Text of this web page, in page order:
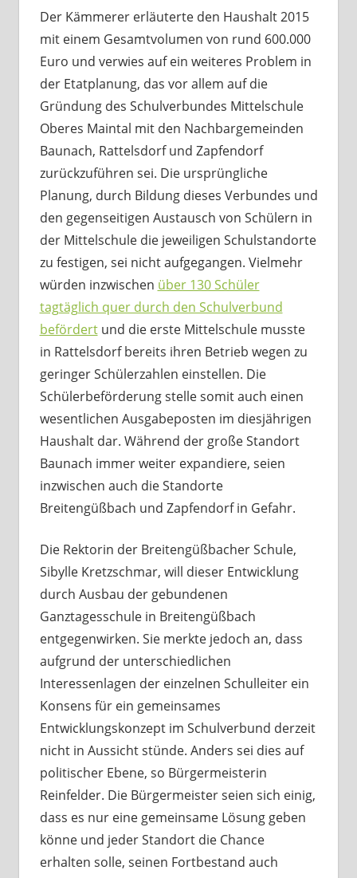
Der Kämmerer erläuterte den Haushalt 2015
mit einem Gesamtvolumen von rund 600.000
Euro und verwies auf ein weiteres Problem in
der Etatplanung, das vor allem auf die
Gründung des Schulverbundes Mittelschule
Oberes Maintal mit den Nachbargemeinden
Baunach, Rattelsdorf und Zapfendorf
zurückzuführen sei. Die ursprüngliche
Planung, durch Bildung dieses Verbundes und
den gegenseitigen Austausch von Schülern in
der Mittelschule die jeweiligen Schulstandorte
zu festigen, sei nicht aufgegangen. Vielmehr
würden inzwischen über 130 Schüler
tagtäglich quer durch den Schulverbund
befördertund die erste Mittelschule musste
in Rattelsdorf bereits ihren Betrieb wegen zu
geringer Schülerzahlen einstellen. Die
Schülerbeförderung stelle somit auch einen
wesentlichen Ausgabeposten im diesjährigen
Haushalt dar. Während der große Standort
Baunach immer weiter expandiere, seien
inzwischen auch die Standorte
Breitengüßbach und Zapfendorf in Gefahr.
Die Rektorin der Breitengüßbacher Schule,
Sibylle Kretzschmar, will dieser Entwicklung
durch Ausbau der gebundenen
Ganztagesschule in Breitengüßbach
entgegenwirken. Sie merkte jedoch an, dass
aufgrund der unterschiedlichen
Interessenlagen der einzelnen Schulleiter ein
Konsens für ein gemeinsames
Entwicklungskonzept im Schulverbund derzeit
nicht in Aussicht stünde. Anders sei dies auf
politischer Ebene, so Bürgermeisterin
Reinfelder. Die Bürgermeister seien sich einig,
dass es nur eine gemeinsame Lösung geben
könne und jeder Standort die Chance
erhalten solle, seinen Fortbestand auch